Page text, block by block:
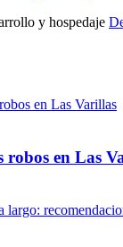
robos en Las
y hospedaje